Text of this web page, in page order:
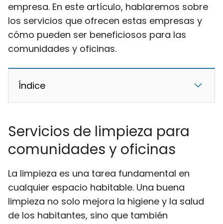
empresa. En este artículo, hablaremos sobre
los servicios que ofrecen estas empresas y
cómo pueden ser beneficiosos para las
comunidades y oficinas.
Índice
Servicios de limpieza para
comunidades y oficinas
La limpieza es una tarea fundamental en
cualquier espacio habitable. Una buena
limpieza no solo mejora la higiene y la salud
de los habitantes, sino que también